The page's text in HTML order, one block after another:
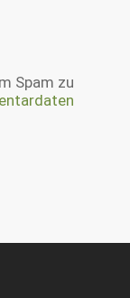
Spam zu